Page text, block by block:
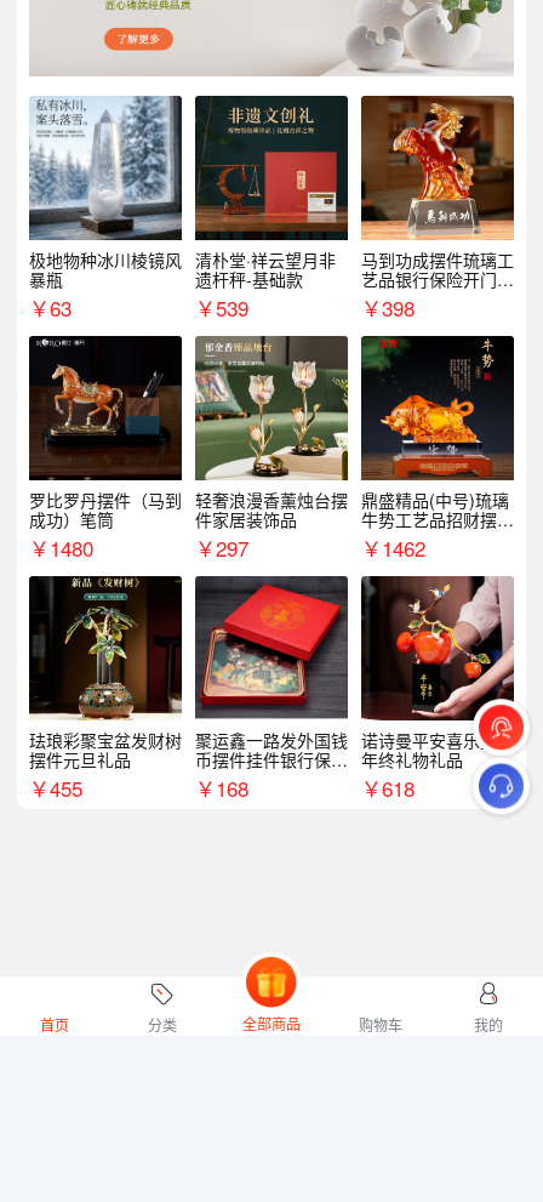
极地物种冰川棱镜风
暴瓶
￥63
清朴堂·祥云望月非
遗杆秤-基础款
￥539
马到功成摆件琉璃工
艺品银行保险开门红
周年庆典伴手礼表彰
礼品
￥398
罗比罗丹摆件（马到
成功）笔筒
￥1480
轻奢浪漫香薰烛台摆
件家居装饰品
￥297
鼎盛精品(中号)琉璃
牛势工艺品招财摆件
银行企业商务上市礼
品
￥1462
珐琅彩聚宝盆发财树
摆件元旦礼品
￥455
聚运鑫一路发外国钱
币摆件挂件银行保险
商务礼
￥168
诺诗曼平安喜乐摆件
年终礼物礼品
￥618
首页 分类 全部商品 购物车 我的